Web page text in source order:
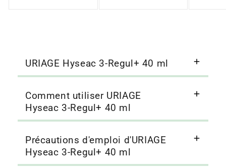
URIAGE Hyseac 3-Regul+ 40 ml
Comment utiliser URIAGE
Hyseac 3-Regul+ 40 ml
Précautions d'emploi d'URIAGE
Hyseac 3-Regul+ 40 ml